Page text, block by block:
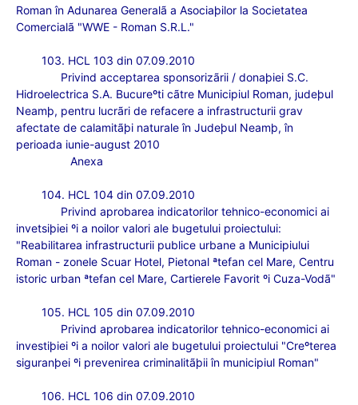
Roman în Adunarea Generalã a Asociaþilor la Societatea
Comercialã "WWE - Roman S.R.L."
103. HCL 103 din 07.09.2010
Privind acceptarea sponsorizãrii / donaþiei S.C.
Hidroelectrica S.A. Bucureºti cãtre Municipiul Roman, judeþul
Neamþ, pentru lucrãri de refacere a infrastructurii grav
afectate de calamitãþi naturale în Judeþul Neamþ, în
perioada iunie-august 2010
Anexa
104. HCL 104 din 07.09.2010
Privind aprobarea indicatorilor tehnico-economici ai
invetsiþiei ºi a noilor valori ale bugetului proiectului:
"Reabilitarea infrastructurii publice urbane a Municipiului
Roman - zonele Scuar Hotel, Pietonal ªtefan cel Mare, Centru
istoric urban ªtefan cel Mare, Cartierele Favorit ºi Cuza-Vodã"
105. HCL 105 din 07.09.2010
Privind aprobarea indicatorilor tehnico-economici ai
investiþiei ºi a noilor valori ale bugetului proiectului "Creºterea
siguranþei ºi prevenirea criminalitãþii în municipiul Roman"
106. HCL 106 din 07.09.2010